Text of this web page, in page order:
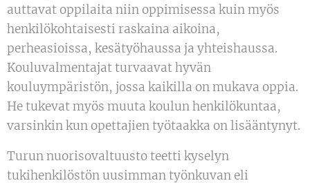
auttavat oppilaita niin oppimisessa kuin myös
henkilökohtaisesti raskaina aikoina,
perheasioissa, kesätyöhaussa ja yhteishaussa.
Kouluvalmentajat turvaavat hyvän
kouluympäristön, jossa kaikilla on mukava oppia.
He tukevat myös muuta koulun henkilökuntaa,
varsinkin kun opettajien työtaakka on lisääntynyt.
Turun nuorisovaltuusto teetti kyselyn
tukihenkilöstön uusimman työnkuvan eli